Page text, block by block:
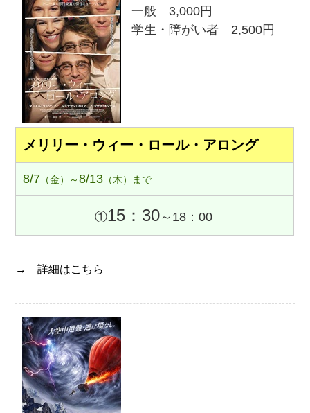
一般 3,000円
学生・障がい者 2,500円
メリリー・ウィー・ロール・アロング
8/7 （金）～8/13 （木）まで
①15：30～18：00
→ 詳細はこちら